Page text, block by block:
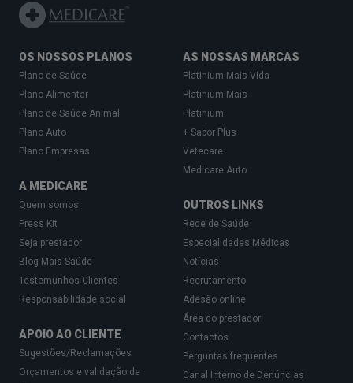
OS NOSSOS PLANOS
Plano de Saúde
Plano Alimentar
Plano de Saúde Animal
Plano Auto
Plano Empresas
A MEDICARE
Quem somos
Press Kit
Seja prestador
Blog Mais Saúde
Testemunhos Clientes
Responsabilidade social
APOIO AO CLIENTE
Sugestões/Reclamações
Orçamentos e validação de
AS NOSSAS MARCAS
Platinium Mais Vida
Platinium Mais
Platinium
+ Sabor Plus
Vetecare
Medicare Auto
OUTROS LINKS
Rede de Saúde
Especialidades Médicas
Notícias
Recrutamento
Adesão online
Área do prestador
Contactos
Perguntas frequentes
Canal Interno de Denúncias